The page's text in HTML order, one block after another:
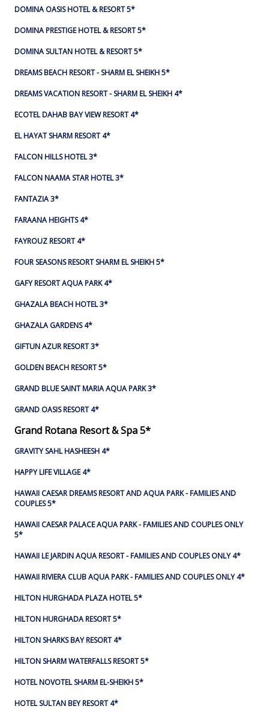
DOMINA OASIS HOTEL & RESORT 5*
DOMINA PRESTIGE HOTEL & RESORT 5*
DOMINA SULTAN HOTEL & RESORT 5*
DREAMS BEACH RESORT - SHARM EL SHEIKH 5*
DREAMS VACATION RESORT - SHARM EL SHEIKH 4*
ECOTEL DAHAB BAY VIEW RESORT 4*
EL HAYAT SHARM RESORT 4*
FALCON HILLS HOTEL 3*
FALCON NAAMA STAR HOTEL 3*
FANTAZIA 3*
FARAANA HEIGHTS 4*
FAYROUZ RESORT 4*
FOUR SEASONS RESORT SHARM EL SHEIKH 5*
GAFY RESORT AQUA PARK 4*
GHAZALA BEACH HOTEL 3*
GHAZALA GARDENS 4*
GIFTUN AZUR RESORT 3*
GOLDEN BEACH RESORT 5*
GRAND BLUE SAINT MARIA AQUA PARK 3*
GRAND OASIS RESORT 4*
Grand Rotana Resort & Spa 5*
GRAVITY SAHL HASHEESH 4*
HAPPY LIFE VILLAGE 4*
HAWAII CAESAR DREAMS RESORT AND AQUA PARK - FAMILIES AND
COUPLES 5*
HAWAII CAESAR PALACE AQUA PARK - FAMILIES AND COUPLES ONLY
5*
HAWAII LE JARDIN AQUA RESORT - FAMILIES AND COUPLES ONLY 4*
HAWAII RIVIERA CLUB AQUA PARK - FAMILIES AND COUPLES ONLY 4*
HILTON HURGHADA PLAZA HOTEL 5*
HILTON HURGHADA RESORT 5*
HILTON SHARKS BAY RESORT 4*
HILTON SHARM WATERFALLS RESORT 5*
HOTEL NOVOTEL SHARM EL-SHEIKH 5*
HOTEL SULTAN BEY RESORT 4*